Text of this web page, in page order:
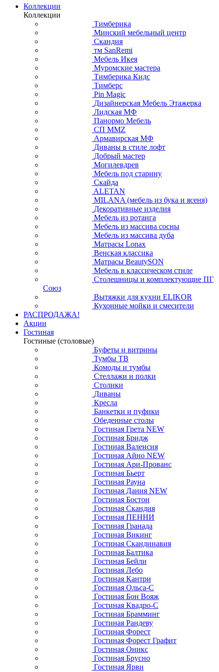
Коллекции
Коллекции
Тимберика
Минский мебельный центр
Скандия
тм SanRemi
Мебель Икея
Муромские мастера
Тимберика Кидс
Тимберс
Pin Magic
Дизайнерская Мебель Этажерка
Лидская МФ
Панормо Мебель
СП ММZ
Армавирская МФ
Диваны в стиле лофт
Добрый мастер
Могилевдрев
Мебель под старину
Скайда
ALETAN
MILANA (мебель из бука и ясеня)
Декоративные изделия
Мебель из ротанга
Мебель из массива сосны
Мебель из массива дуба
Матрасы Lonax
Венская классика
Матрасы BeautySON
Мебель в классическом стиле
Столешницы и комплектующие ПГ
Союз
Вытяжки для кухни ELIKOR
Кухонные мойки и смесители
РАСПРОДАЖА!
Акции
Гостиная
Гостиные (столовые)
Буфеты и витрины
Тумбы ТВ
Комоды и тумбы
Стеллажи и полки
Столики
Диваны
Кресла
Банкетки и пуфики
Обеденные столы
Гостиная Грета NEW
Гостиная Бридж
Гостиная Валенсия
Гостиная Айно NEW
Гостиная Ари-Прованс
Гостиная Бьерт
Гостиная Рауна
Гостиная Дания NEW
Гостиная Бостон
Гостиная Скандия
Гостиная ПЕННИ
Гостиная Гранада
Гостиная Викинг
Гостиная Скандинавия
Гостиная Балтика
Гостиная Бейли
Гостиная Лебо
Гостиная Кантри
Гостиная Ольса-С
Гостиная Бон Вояж
Гостиная Квадро-С
Гостиная Брамминг
Гостиная Рандеву
Гостиная Форест
Гостиная Форест Графит
Гостиная Оникс
Гостиная Брусно
Гостиная Ярви